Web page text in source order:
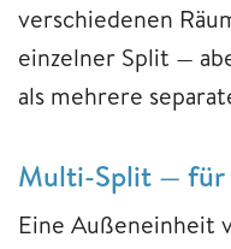
verschiedenen
einzelner Split —
als mehrere
Multi-Split — für
Eine Außeneinheit